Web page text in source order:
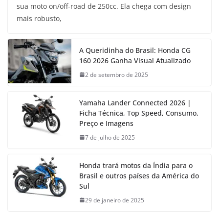
sua moto on/off-road de 250cc. Ela chega com design
mais robusto,
A Queridinha do Brasil: Honda CG
160 2026 Ganha Visual Atualizado
2 de setembro de 2025
Yamaha Lander Connected 2026 |
Ficha Técnica, Top Speed, Consumo,
Preço e Imagens
7 de julho de 2025
Honda trará motos da Índia para o
Brasil e outros países da América do
Sul
29 de janeiro de 2025